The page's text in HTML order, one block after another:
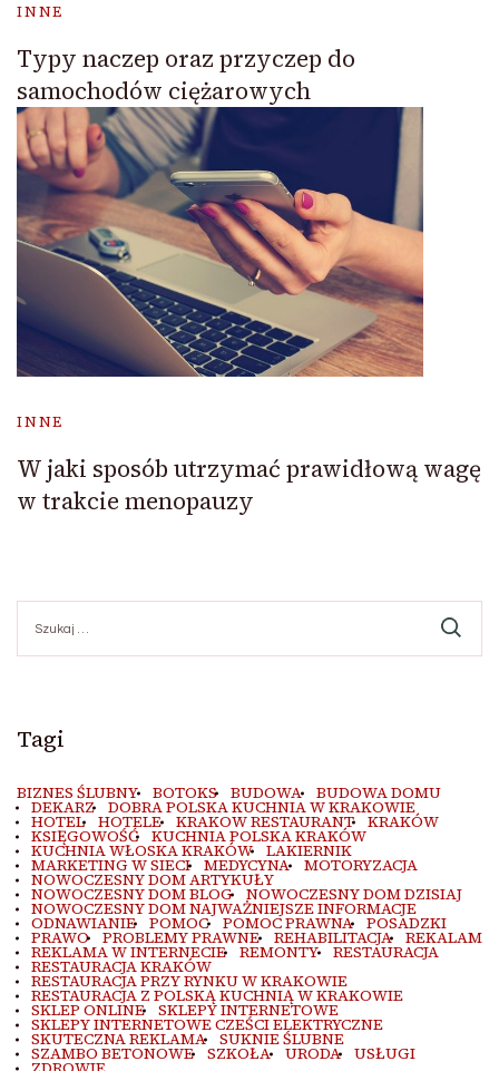
INNE
Typy naczep oraz przyczep do
samochodów ciężarowych
INNE
W jaki sposób utrzymać prawidłową wagę
w trakcie menopauzy
Tagi
BIZNES ŚLUBNY BOTOKS BUDOWA BUDOWA DOMU
DEKARZ DOBRA POLSKA KUCHNIA W KRAKOWIE
HOTEL HOTELE KRAKOW RESTAURANT KRAKÓW
KSIĘGOWOŚĆ KUCHNIA POLSKA KRAKÓW
KUCHNIA WŁOSKA KRAKÓW LAKIERNIK
MARKETING W SIECI MEDYCYNA MOTORYZACJA
NOWOCZESNY DOM ARTYKUŁY
NOWOCZESNY DOM BLOG NOWOCZESNY DOM DZISIAJ
NOWOCZESNY DOM NAJWAŻNIEJSZE INFORMACJE
ODNAWIANIE POMOC POMOC PRAWNA POSADZKI
PRAWO PROBLEMY PRAWNE REHABILITACJA REKALAM
REKLAMA W INTERNECIE REMONTY RESTAURACJA
RESTAURACJA KRAKÓW
RESTAURACJA PRZY RYNKU W KRAKOWIE
RESTAURACJA Z POLSKĄ KUCHNIĄ W KRAKOWIE
SKLEP ONLINE SKLEPY INTERNETOWE
SKLEPY INTERNETOWE CZEŚCI ELEKTRYCZNE
SKUTECZNA REKLAMA SUKNIE ŚLUBNE
SZAMBO BETONOWE SZKOŁA URODA USŁUGI